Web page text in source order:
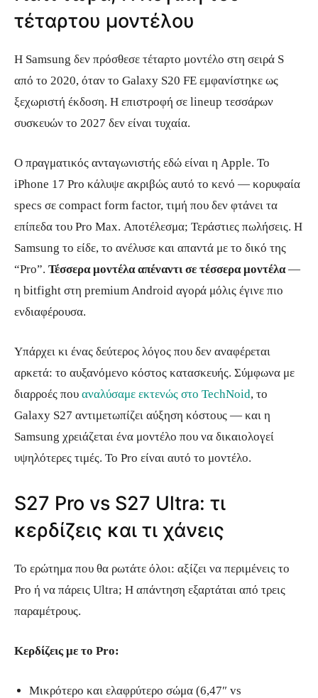
τέταρτου μοντέλου
Η Samsung δεν πρόσθεσε τέταρτο μοντέλο στη σειρά S
από το 2020, όταν το Galaxy S20 FE εμφανίστηκε ως
ξεχωριστή έκδοση. Η επιστροφή σε lineup τεσσάρων
συσκευών το 2027 δεν είναι τυχαία.
Ο πραγματικός ανταγωνιστής εδώ είναι η Apple. Το
iPhone 17 Pro κάλυψε ακριβώς αυτό το κενό — κορυφαία
specs σε compact form factor, τιμή που δεν φτάνει τα
επίπεδα του Pro Max. Αποτέλεσμα; Τεράστιες πωλήσεις. Η
Samsung το είδε, το ανέλυσε και απαντά με το δικό της
“Pro”. Τέσσερα μοντέλα απέναντι σε τέσσερα μοντέλα—
η bitfight στη premium Android αγορά μόλις έγινε πιο
ενδιαφέρουσα.
Υπάρχει κι ένας δεύτερος λόγος που δεν αναφέρεται
αρκετά: το αυξανόμενο κόστος κατασκευής. Σύμφωνα με
διαρροές που αναλύσαμε εκτενώς στο TechNoid, το
Galaxy S27 αντιμετωπίζει αύξηση κόστους — και η
Samsung χρειάζεται ένα μοντέλο που να δικαιολογεί
υψηλότερες τιμές. Το Pro είναι αυτό το μοντέλο.
S27 Pro vs S27 Ultra: τι
κερδίζεις και τι χάνεις
Το ερώτημα που θα ρωτάτε όλοι: αξίζει να περιμένεις το
Pro ή να πάρεις Ultra; Η απάντηση εξαρτάται από τρεις
παραμέτρους.
Κερδίζεις με το Pro:
Μικρότερο και ελαφρύτερο σώμα (6,47″ vs